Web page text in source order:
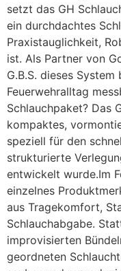
setzt das GH
ein durchdachtes
Praxistauglichkeit,
ist. Als Partner von
G.B.S. dieses
Feuerwehralltag
Schlauchpaket? Das
kompaktes,
speziell für den
strukturierte
entwickelt wurde.Im
einzelnes
aus Tragekomfort,
Schlauchabgabe.
improvisierten
geordneten